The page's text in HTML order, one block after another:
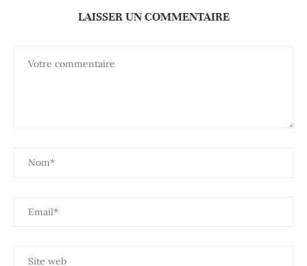
LAISSER UN COMMENTAIRE